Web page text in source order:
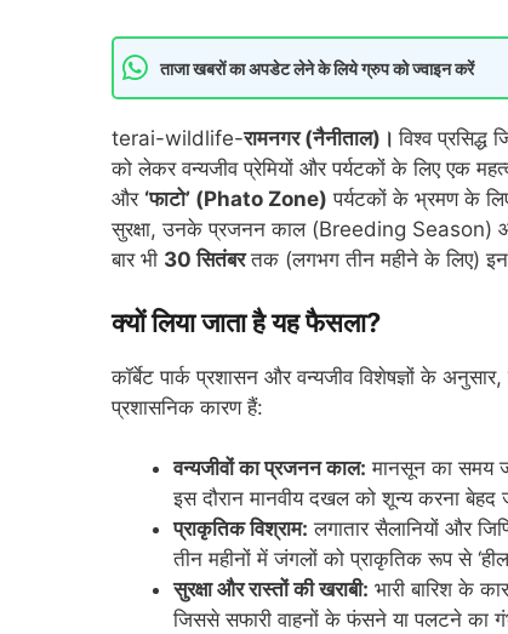
ताजा खबरों का अपडेट लेने के लिये ग्रुप को ज्वाइन करें
terai-wildlife-रामनगर (नैनीताल)।विश्व
को लेकर वन्यजीव प्रेमियों और पर्यटकों के लिए एक
और ‘फाटो’ (Phato Zone) पर्यटकों के भ्रमण के
सुरक्षा, उनके प्रजनन काल (Breeding Season)
बार भी 30 सितंबरतक (लगभग तीन महीने के लिए) इन
क्यों लिया जाता है यह फैसला?
कॉर्बेट पार्क प्रशासन और वन्यजीव विशेषज्ञों के
प्रशासनिक कारण हैं:
वन्यजीवों का प्रजनन काल: मानसून का समय
इस दौरान मानवीय दखल को शून्य करना बेहद
प्राकृतिक विश्राम: लगातार सैलानियों और
तीन महीनों में जंगलों को प्राकृतिक रूप से
सुरक्षा और रास्तों की खराबी: भारी बारिश के
जिससे सफारी वाहनों के फंसने या पलटने का